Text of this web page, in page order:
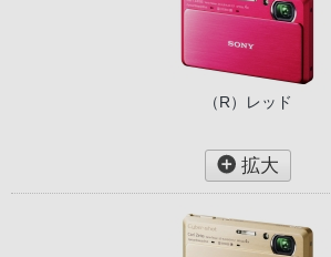
（R）レッド
拡大